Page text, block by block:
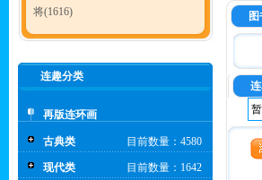
将(1616)
连趣分类
再版连环画
古典类 目前数量：4580
现代类 目前数量：1642